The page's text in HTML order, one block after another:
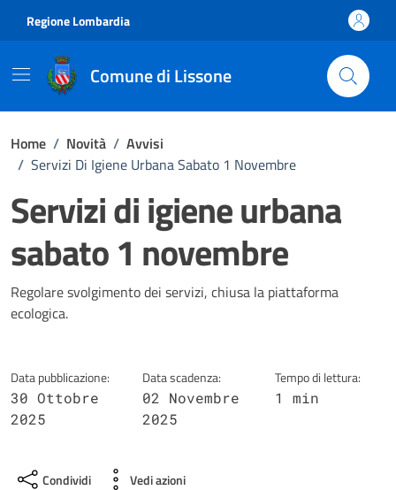
Regione Lombardia
Comune di Lissone
Home / Novità / Avvisi
/ Servizi Di Igiene Urbana Sabato 1 Novembre
Servizi di igiene urbana
sabato 1 novembre
Dettagli della notizia
Regolare svolgimento dei servizi, chiusa la piattaforma
ecologica.
Data pubblicazione:
30 Ottobre
2025
Data scadenza:
02 Novembre
2025
Tempo di lettura:
1 min
Condividi Vedi azioni